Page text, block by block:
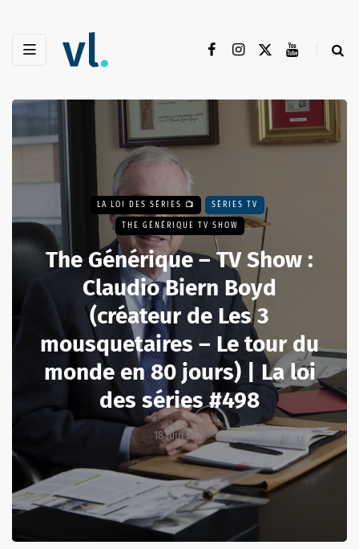
LA LOI DES SÉRIES 📺 SÉRIES TV
THE GÉNÉRIQUE TV SHOW
The Générique – TV Show :
Claudio Biern Boyd
(créateur de Les 3
mousquetaires – Le tour du
monde en 80 jours) | La loi
des séries #498
18 juin 2021